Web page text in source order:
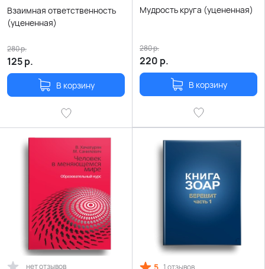
Взаимная ответственность
(уцененная)
125р.
280р.
В корзину
Мудрость круга (уцененная)
220 р.
280р.
В корзину
нет отзывов 1 отзывов